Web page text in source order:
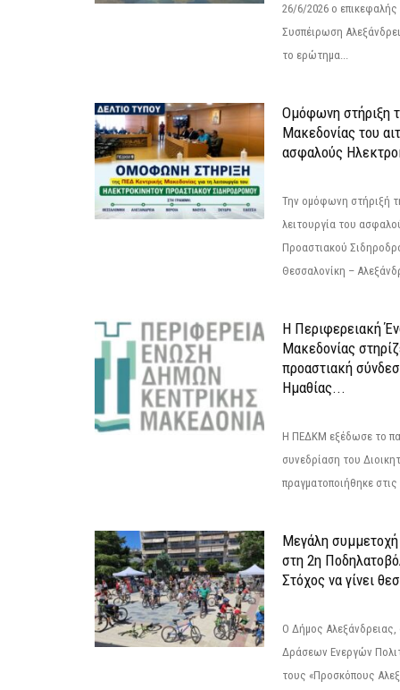
26/6/2026 ο
Συσπέιρωση
το ερώτημα...
Ομόφωνη στήριξη
Μακεδονίας του
ασφαλούς
Την ομόφωνη στήριξή
λειτουργία του
Προαστιακού
Θεσσαλονίκη –
Η Περιφερειακή
Μακεδονίας
προαστιακή
Ημαθίας...
Η ΠΕΔΚΜ εξέδωσε το
συνεδρίαση του
πραγματοποιήθηκε
Μεγάλη συμμετοχή
στη 2η
Στόχος να γίνει
Ο Δήμος Αλεξάνδρειας,
Δράσεων Ενεργών
τους «Προσκόπους